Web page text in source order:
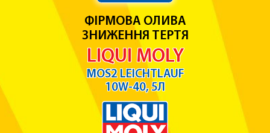
ФІРМОВА ОЛИВА
ЗНИЖЕННЯ ТЕРТЯ
LIQUI MOLY
MOS2 LEICHTLAUF
10W-40, 5Л